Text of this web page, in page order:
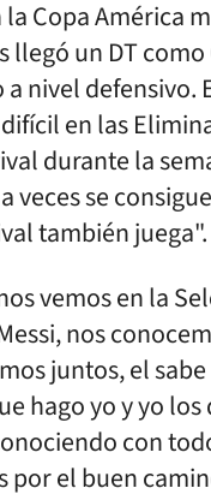
Copa América
llegó un DT
nivel defensivo.
en las
durante la
veces se
también juega".
vemos en la
nos
juntos, el
hago yo y yo los
con
por el buen